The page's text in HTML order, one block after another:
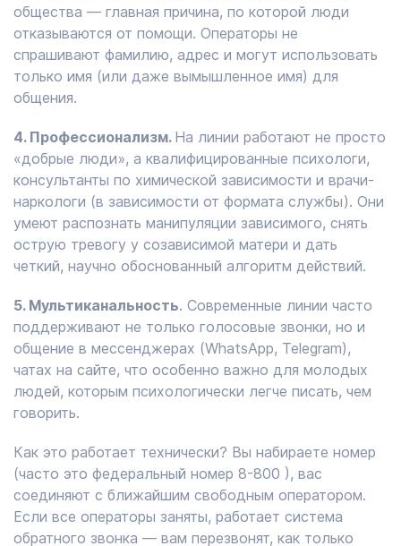
общества — главная причина, по которой люди
отказываются от помощи. Операторы не
спрашивают фамилию, адрес и могут использовать
только имя (или даже вымышленное имя) для
общения.
4. Профессионализм. На линии работают не просто
«добрые люди», а квалифицированные психологи,
консультанты по химической зависимости и врачи-
наркологи (в зависимости от формата службы). Они
умеют распознать манипуляции зависимого, снять
острую тревогу у созависимой матери и дать
четкий, научно обоснованный алгоритм действий.
5. Мультиканальность. Современные линии часто
поддерживают не только голосовые звонки, но и
общение в мессенджерах (WhatsApp, Telegram),
чатах на сайте, что особенно важно для молодых
людей, которым психологически легче писать, чем
говорить.
Как это работает технически? Вы набираете номер
(часто это федеральный номер 8-800 ), вас
соединяют с ближайшим свободным оператором.
Если все операторы заняты, работает система
обратного звонка — вам перезвонят, как только